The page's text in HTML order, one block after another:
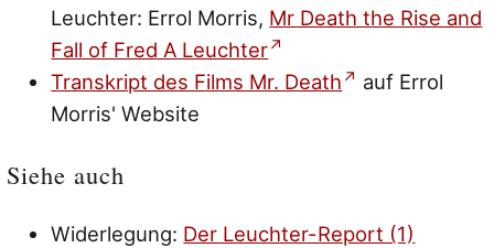
Leuchter: Errol Morris, Mr Death the Rise and
Fall of Fred A Leuchter
Transkript des Films Mr. Death
auf Errol
Morris' Website
Siehe auch
Widerlegung: Der Leuchter-Report (1)